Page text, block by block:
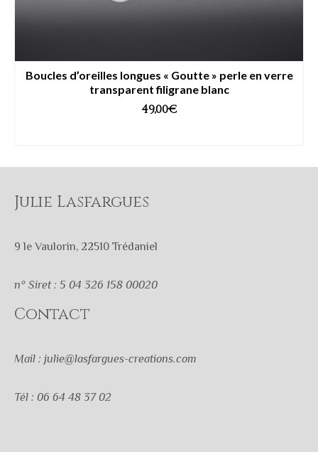
Boucles d’oreilles longues « Goutte » perle en verre
transparent filigrane blanc
49,00€
Julie Lasfargues
9 le Vaulorin, 22510 Trédaniel
n° Siret : 5 04 326 158 00020
Contact
Mail : julie@lasfargues-creations.com
Tél : 06 64 48 37 02